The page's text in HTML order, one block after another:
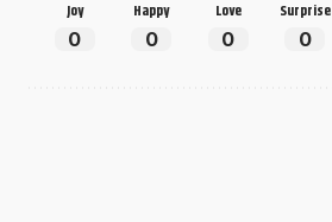
Joy
0
Happy
0
Love
0
Surprise
0